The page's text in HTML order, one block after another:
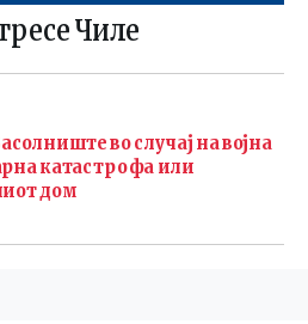
Чиле
во случај на војна
катастрофа или
дом